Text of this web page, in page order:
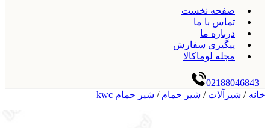
صفحه نخست
تماس با ما
درباره ما
پیگیری سفارش
مجله لوماکالا
02188046843
خانه/ شیرآلات/ شیر حمام/ شیر حمام kwc